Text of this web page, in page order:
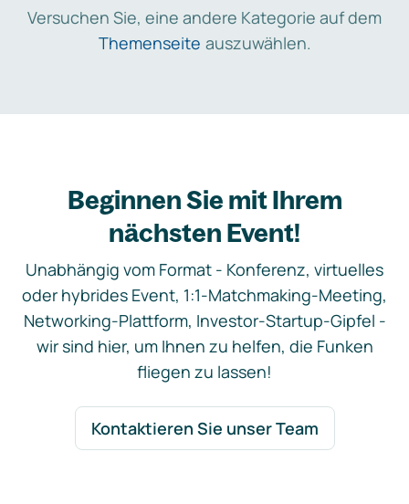
Versuchen Sie, eine andere Kategorie auf dem
Themenseite auszuwählen.
Beginnen Sie mit Ihrem
nächsten Event!
Unabhängig vom Format - Konferenz, virtuelles
oder hybrides Event, 1:1-Matchmaking-Meeting,
Networking-Plattform, Investor-Startup-Gipfel -
wir sind hier, um Ihnen zu helfen, die Funken
fliegen zu lassen!
Kontaktieren Sie unser Team